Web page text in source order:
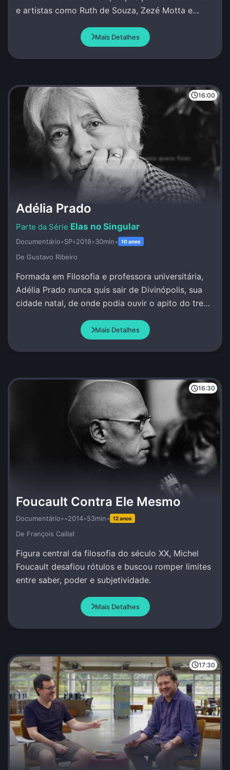
e artistas como Ruth de Souza, Zezé Motta e
Mais Detalhes
16:00
Adélia Prado
Elas no Singular
Documentário•SP•2018•30min• 10 anos
De Gustavo Ribeiro
Formada em Filosofia e professora universitária,
Adélia Prado nunca quis sair de Divinópolis, sua
cidade natal, de onde podia ouvir o apito do trem
Mais Detalhes
16:30
Foucault Contra Ele Mesmo
Documentário••2014•53min• 12 anos
De François Caillat
Figura central da filosofia do século XX, Michel
Foucault desafiou rótulos e buscou romper limites
entre saber, poder e subjetividade.
Mais Detalhes
17:30